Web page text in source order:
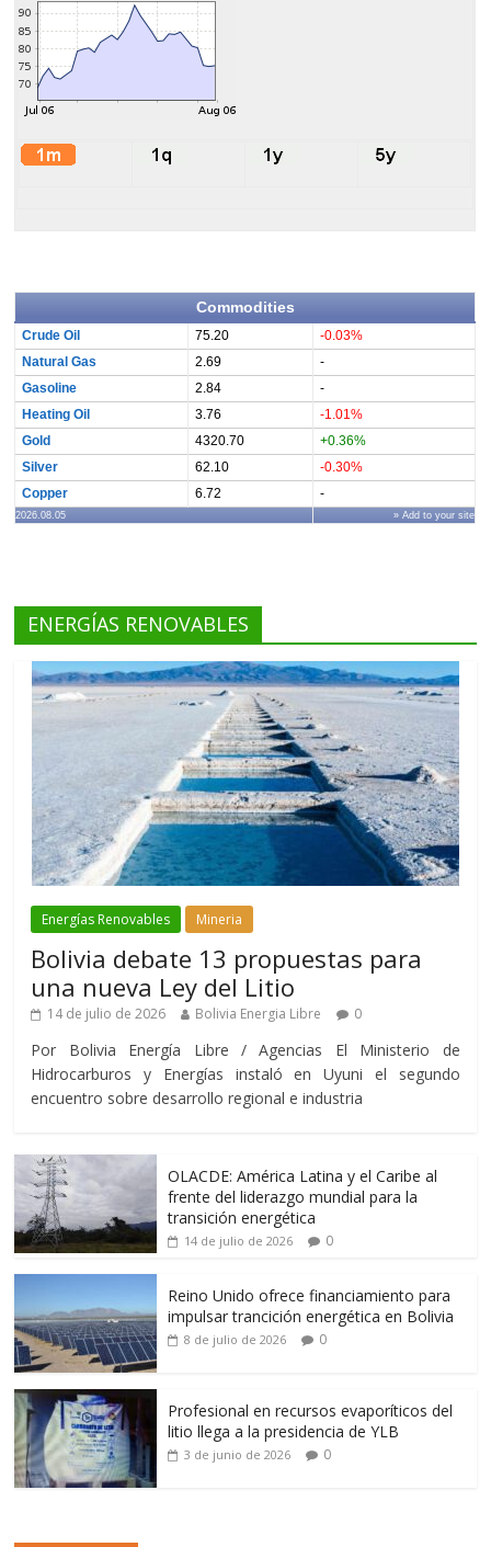
Commodities
Crude Oil 75.20
-0.03%
Natural Gas
2.69
-
Gasoline
2.84
-
Heating Oil
3.76
-1.01%
Gold
4320.70
+0.36%
Silver
62.10
-0.30%
Copper
6.72 -
2026.08.05 » Add to your site
ENERGÍAS RENOVABLES
Energías Renovables Mineria
Bolivia debate 13 propuestas para
una nueva Ley del Litio
14 de julio de 2026 Bolivia Energia Libre 0
Por Bolivia Energía Libre / Agencias El Ministerio de
Hidrocarburos y Energías instaló en Uyuni el segundo
encuentro sobre desarrollo regional e industria
OLACDE: América Latina y el Caribe al
frente del liderazgo mundial para la
transición energética
14 de julio de 2026 0
Reino Unido ofrece financiamiento para
impulsar trancición energética en Bolivia
8 de julio de 2026 0
Profesional en recursos evaporíticos del
litio llega a la presidencia de YLB
3 de junio de 2026 0